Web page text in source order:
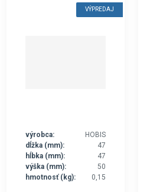
VÝPREDAJ
výrobca:
HOBIS
dĺžka (mm):
47
hĺbka (mm):
47
výška (mm):
50
hmotnosť (kg):
0,15